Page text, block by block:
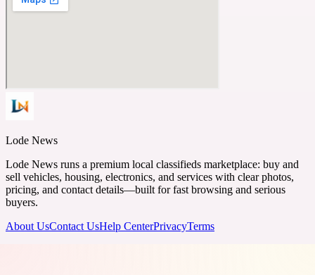
Lode News
Lode News runs a premium local classifieds marketplace: buy and
sell vehicles, housing, electronics, and services with clear photos,
pricing, and contact details—built for fast browsing and serious
buyers.
About UsContact UsHelp CenterPrivacyTerms